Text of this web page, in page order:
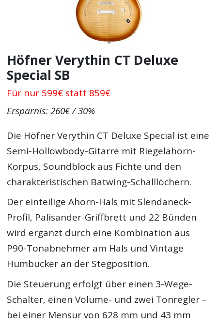
Höfner Verythin CT Deluxe
Special SB
Für nur 599€ statt 859€
Ersparnis: 260€ / 30%
Die Höfner Verythin CT Deluxe Special ist eine
Semi-Hollowbody-Gitarre mit Riegelahorn-
Korpus, Soundblock aus Fichte und den
charakteristischen Batwing-Schalllöchern.
Der einteilige Ahorn-Hals mit Slendaneck-
Profil, Palisander-Griffbrett und 22 Bünden
wird ergänzt durch eine Kombination aus
P90-Tonabnehmer am Hals und Vintage
Humbucker an der Stegposition.
Die Steuerung erfolgt über einen 3-Wege-
Schalter, einen Volume- und zwei Tonregler –
bei einer Mensur von 628 mm und 43 mm